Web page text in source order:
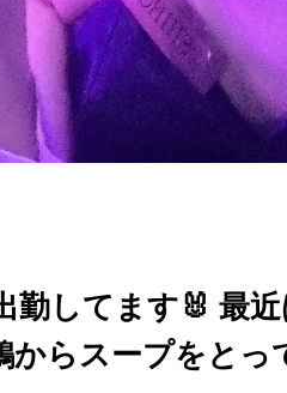
勤してます🐰 最
からスープをとっ